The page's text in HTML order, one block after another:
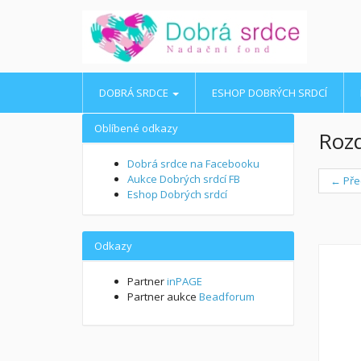
DOBRÁ SRDCE ESHOP DOBRÝCH SRDCÍ
←
Oblíbené odkazy
Dobrá srdce na Facebooku
Aukce Dobrých srdcí FB
Eshop Dobrých srdcí
Odkazy
PartnerinPAGE
Partner aukce Beadforum